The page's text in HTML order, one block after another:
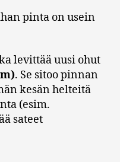
pinta on usein
levittää uusi ohut
. Se sitoo pinnan
kesän helteitä
(esim.
sateet